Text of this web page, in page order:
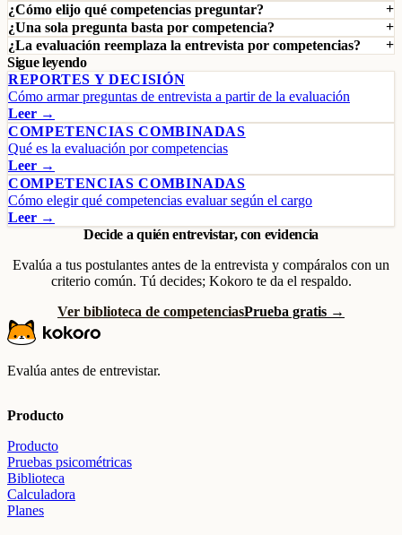
¿Cómo elijo qué competencias preguntar?
¿Una sola pregunta basta por competencia?
¿La evaluación reemplaza la entrevista por competencias?
Sigue leyendo
REPORTES Y DECISIÓN
Cómo armar preguntas de entrevista a partir de la evaluación
Leer →
COMPETENCIAS COMBINADAS
Qué es la evaluación por competencias
Leer →
COMPETENCIAS COMBINADAS
Cómo elegir qué competencias evaluar según el cargo
Leer →
Decide a quién entrevistar, con evidencia
Evalúa a tus postulantes antes de la entrevista y compáralos con un
criterio común. Tú decides; Kokoro te da el respaldo.
Ver biblioteca de competenciasPrueba gratis →
Evalúa antes de entrevistar.
Producto
Producto
Pruebas psicométricas
Biblioteca
Calculadora
Planes